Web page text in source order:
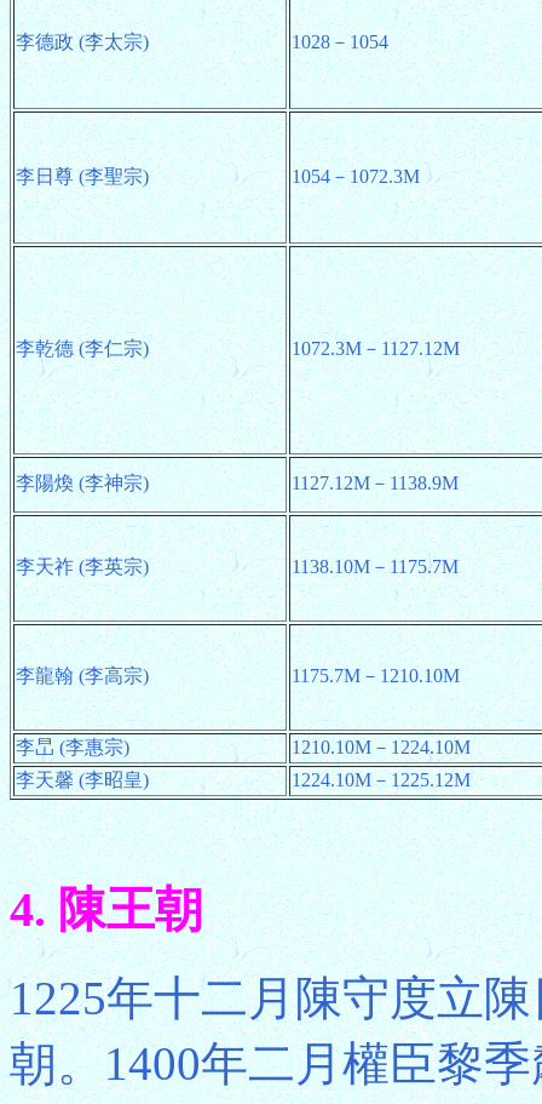
李德政 (李太宗) 1028－1054
李日尊 (李聖宗) 1054－1072.3M
李乾德 (李仁宗) 1072.3M－1127.12M
李陽煥 (李神宗) 1127.12M－1138.9M
李天祚 (李英宗) 1138.10M－1175.7M
李龍翰 (李高宗) 1175.7M－1210.10M
李旵 (李惠宗)
1210.10M－1224.10M
李天馨 (李昭皇)
1224.10M－1225.12M
4. 陳王朝
1225年十二月陳守度立
朝。1400年二月權臣黎